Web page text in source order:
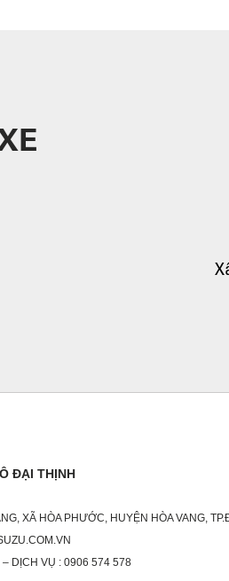
ĐẠI THỊNH
XÃ HÒA PHƯỚC, HUYỆN HÒA VANG,
DỊCH VỤ : 0906 574 578